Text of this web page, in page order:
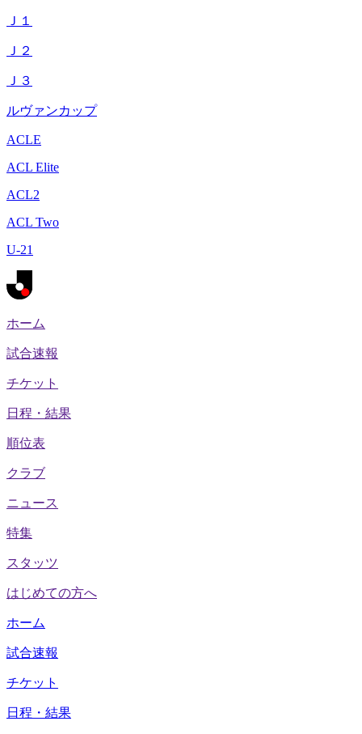
Ｊ１
Ｊ２
Ｊ３
ルヴァンカップ
ACLE
ACL Elite
ACL2
ACL Two
U-21
ホーム
試合速報
チケット
日程・結果
順位表
クラブ
ニュース
特集
スタッツ
はじめての方へ
ホーム
試合速報
チケット
日程・結果